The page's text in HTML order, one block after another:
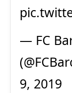
— FC
9, 2019